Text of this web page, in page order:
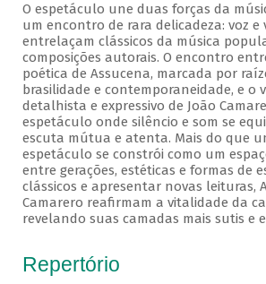
O espetáculo une duas forças da
um encontro de rara delicadeza: voz e
entrelaçam clássicos da música
composições autorais. O encontro
poética de Assucena, marcada por
brasilidade e contemporaneidade, e o
detalhista e expressivo de João
espetáculo onde silêncio e som se
escuta mútua e atenta. Mais do que
espetáculo se constrói como um
entre gerações, estéticas e formas de
clássicos e apresentar novas leituras,
Camarero reafirmam a vitalidade da
revelando suas camadas mais sutis e
Repertório